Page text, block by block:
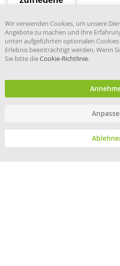
Händler im offiziellen
und Information.
© eHygiene 2026 - All
Wir verwenden Cookies, um unsere
Angebote zu machen und Ihre
unten aufgeführten optionalen
Erlebnis beeinträchtigt werden. Wenn
Sie bitte dieCookie-Richtlinie.